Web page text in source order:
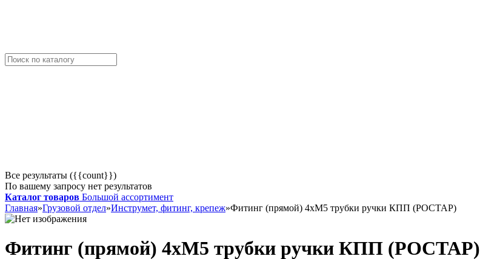
Все результаты ({{count}})
По вашему запросу нет результатов
Каталог товаров Большой ассортимент
Главная»Грузовой отдел»Инструмет, фитинг, крепеж»Фитинг (прямой) 4хМ5 трубки ручки КПП (РОСТАР)
Фитинг (прямой) 4хМ5 трубки ручки КПП (РОСТАР)